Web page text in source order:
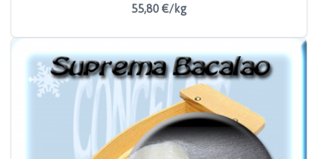
55,80 €/kg